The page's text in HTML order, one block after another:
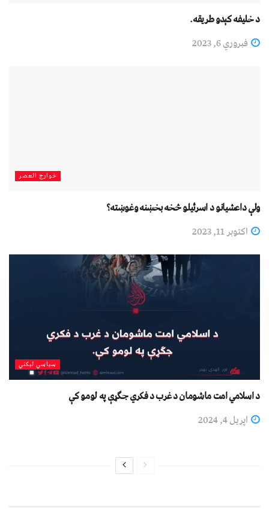
د خلیفه کېدو طریقه.
فبروري 6, 2023
خوارج العصر
ولې داعشیانو د اسرئیلو څخه بخښنه وغوښته؟
اکتوبر 11, 2023
سیاسي لیکني
د اسلامي امت ماشومان د غرب د فکري جګړې په لومو کې
اپریل 4, 2024